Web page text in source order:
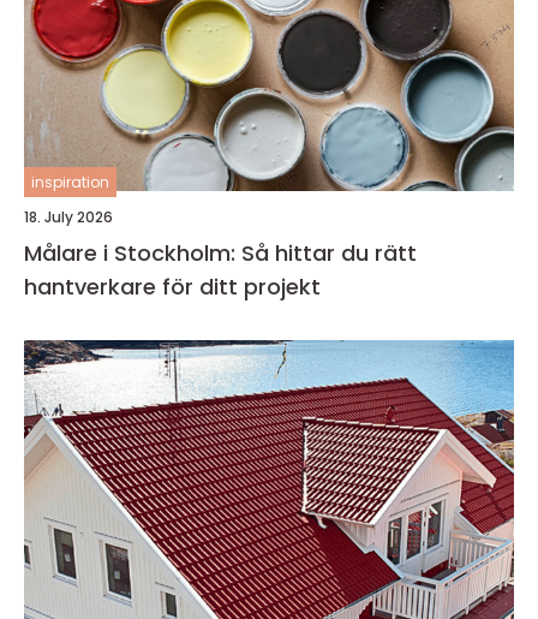
inspiration
18. July 2026
Målare i Stockholm: Så hittar du rätt
hantverkare för ditt projekt